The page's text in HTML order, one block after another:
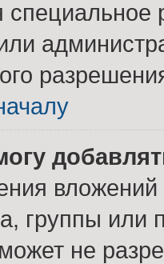
группы или
не